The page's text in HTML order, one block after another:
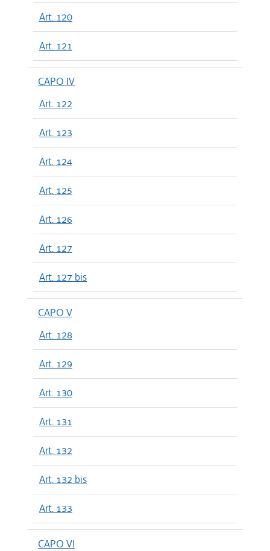
Art. 120
Art. 121
CAPO IV
Art. 122
Art. 123
Art. 124
Art. 125
Art. 126
Art. 127
Art. 127 bis
CAPO V
Art. 128
Art. 129
Art. 130
Art. 131
Art. 132
Art. 132 bis
Art. 133
CAPO VI